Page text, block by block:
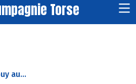
Torse
au...